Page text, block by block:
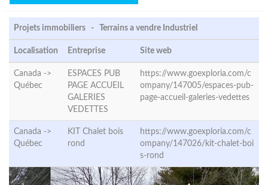
Projets immobiliers - Terrains a vendre Industriel
Localisation Entreprise Site web
Canada ->
Québec
ESPACES PUB
PAGE ACCUEIL
GALERIES
VEDETTES
https://www.goexploria.com/c
ompany/147005/espaces-pub-
page-accueil-galeries-vedettes
Canada ->
Québec
KIT Chalet bois
rond
https://www.goexploria.com/c
ompany/147026/kit-chalet-boi
s-rond